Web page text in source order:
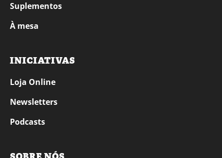
Suplementos
À mesa
INICIATIVAS
Loja Online
Newsletters
Podcasts